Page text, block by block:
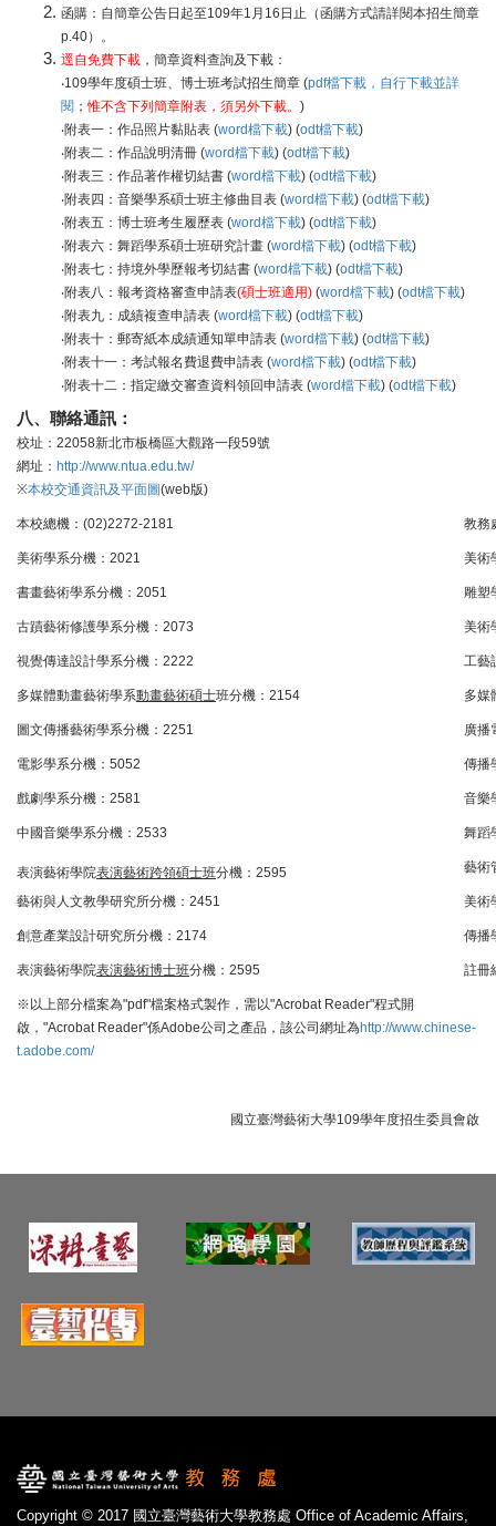
函購：自簡章公告日起至109年1月16日止（函購方式請詳閱本招生簡章
p.40）。
逕自免費下載 ，簡章資料查詢及下載：
‧109學年度碩士班、博士班考試招生簡章 (pdf檔下載，自行下載並詳
閱 ；惟不含下列簡章附表，須另外下載。 )
‧附表一：作品照片黏貼表 (word檔下載) (odt檔下載)
‧附表二：作品說明清冊 (word檔下載) (odt檔下載)
‧附表三：作品著作權切結書 (word檔下載) (odt檔下載)
‧附表四：音樂學系碩士班主修曲目表 (word檔下載) (odt檔下載)
‧附表五：博士班考生履歷表 (word檔下載) (odt檔下載)
‧附表六：舞蹈學系碩士班研究計畫 (word檔下載) (odt檔下載)
‧附表七：持境外學歷報考切結書 (word檔下載) (odt檔下載)
‧附表八：報考資格審查申請表(碩士班適用) (word檔下載) (odt檔下載)
‧附表九：成績複查申請表 (word檔下載) (odt檔下載)
‧附表十：郵寄紙本成績通知單申請表 (word檔下載) (odt檔下載)
‧附表十一：考試報名費退費申請表 (word檔下載) (odt檔下載)
‧附表十二：指定繳交審查資料領回申請表 (word檔下載) (odt檔下載)
八、聯絡通訊：
校址：22058新北市板橋區大觀路一段59號
網址： http://www.ntua.edu.tw/
※本校交通資訊及平面圖(web版)
本校總機：(02)2272-2181 教務
美術學系分機：2021 美術
書畫藝術學系分機：2051 雕塑
古蹟藝術修護學系分機：2073 美術
視覺傳達設計學系分機：2222 工藝
多媒體動畫藝術學系動畫藝術碩士班分機：2154 多媒
圖文傳播藝術學系分機：2251 廣播
電影學系分機：5052 傳播
戲劇學系分機：2581 音樂
中國音樂學系分機：2533 舞蹈
表演藝術學院表演藝術跨領碩士班分機：2595 藝術
藝術與人文教學研究所分機：2451 美術
創意產業設計研究所分機：2174 傳播
表演藝術學院表演藝術博士班分機：2595 註冊
※以上部分檔案為"pdf"檔案格式製作，需以"Acrobat Reader"程式開
啟，"Acrobat Reader"係Adobe公司之產品，該公司網址為http://www.chinese-
t.adobe.com/
國立臺灣藝術大學109學年度招生委員會啟
Copyright © 2017 國立臺灣藝術大學教務處 Office of Academic Affairs,